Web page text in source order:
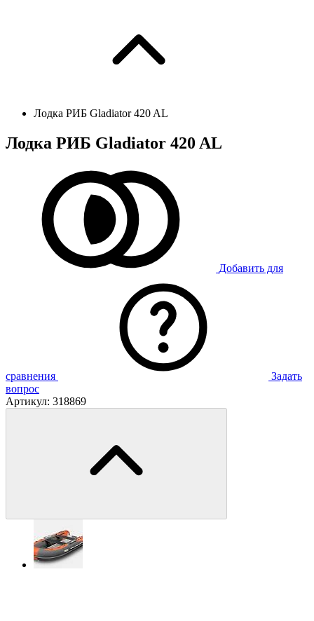
Лодка РИБ Gladiator 420 AL
Лодка РИБ Gladiator 420 AL
Добавить для
сравнения
Задать
вопрос
Артикул: 318869